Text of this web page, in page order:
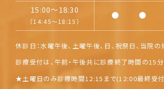
15:00～18:30
（14:45～18:15）
● ●
休診日：水曜午後、土曜午後、日、祝祭日、 当院の
診療受付は、午前・午後共に診療終了時間の15分
★土曜日のみ診療時間12:15まで(12:00最終受